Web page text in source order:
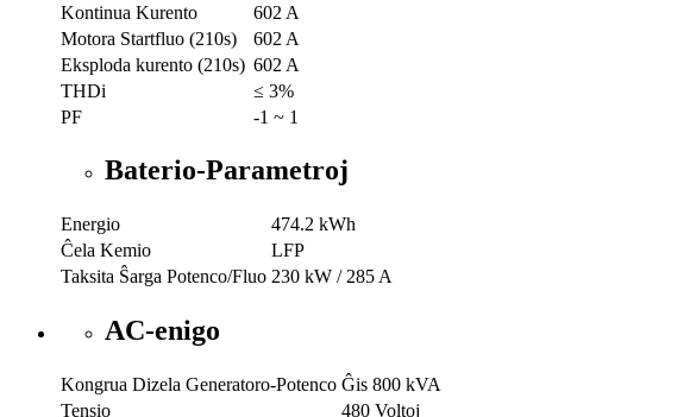
Kontinua Kurento
602 A
Motora Startfluo (210s)
602 A
Eksploda kurento (210s) 602 A
THDi
≤ 3%
PF
-1 ~ 1
Baterio-Parametroj
Energio
474.2 kWh
Ĉela Kemio
LFP
Taksita Ŝarga Potenco/Fluo 230 kW / 285 A
AC-enigo
Kongrua Dizela Generatoro-Potenco Ĝis 800 kVA
Tensio
480 Voltoj